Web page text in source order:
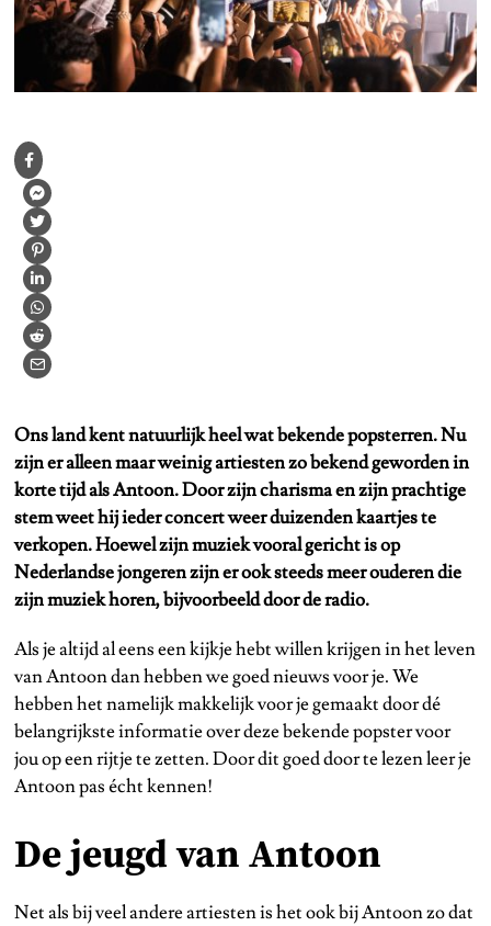
Ons land kent natuurlijk heel wat bekende popsterren. Nu
zijn er alleen maar weinig artiesten zo bekend geworden in
korte tijd als Antoon. Door zijn charisma en zijn prachtige
stem weet hij ieder concert weer duizenden kaartjes te
verkopen. Hoewel zijn muziek vooral gericht is op
Nederlandse jongeren zijn er ook steeds meer ouderen die
zijn muziek horen, bijvoorbeeld door de radio.
Als je altijd al eens een kijkje hebt willen krijgen in het leven
van Antoon dan hebben we goed nieuws voor je. We
hebben het namelijk makkelijk voor je gemaakt door dé
belangrijkste informatie over deze bekende popster voor
jou op een rijtje te zetten. Door dit goed door te lezen leer je
Antoon pas écht kennen!
De jeugd van Antoon
Net als bij veel andere artiesten is het ook bij Antoon zo dat